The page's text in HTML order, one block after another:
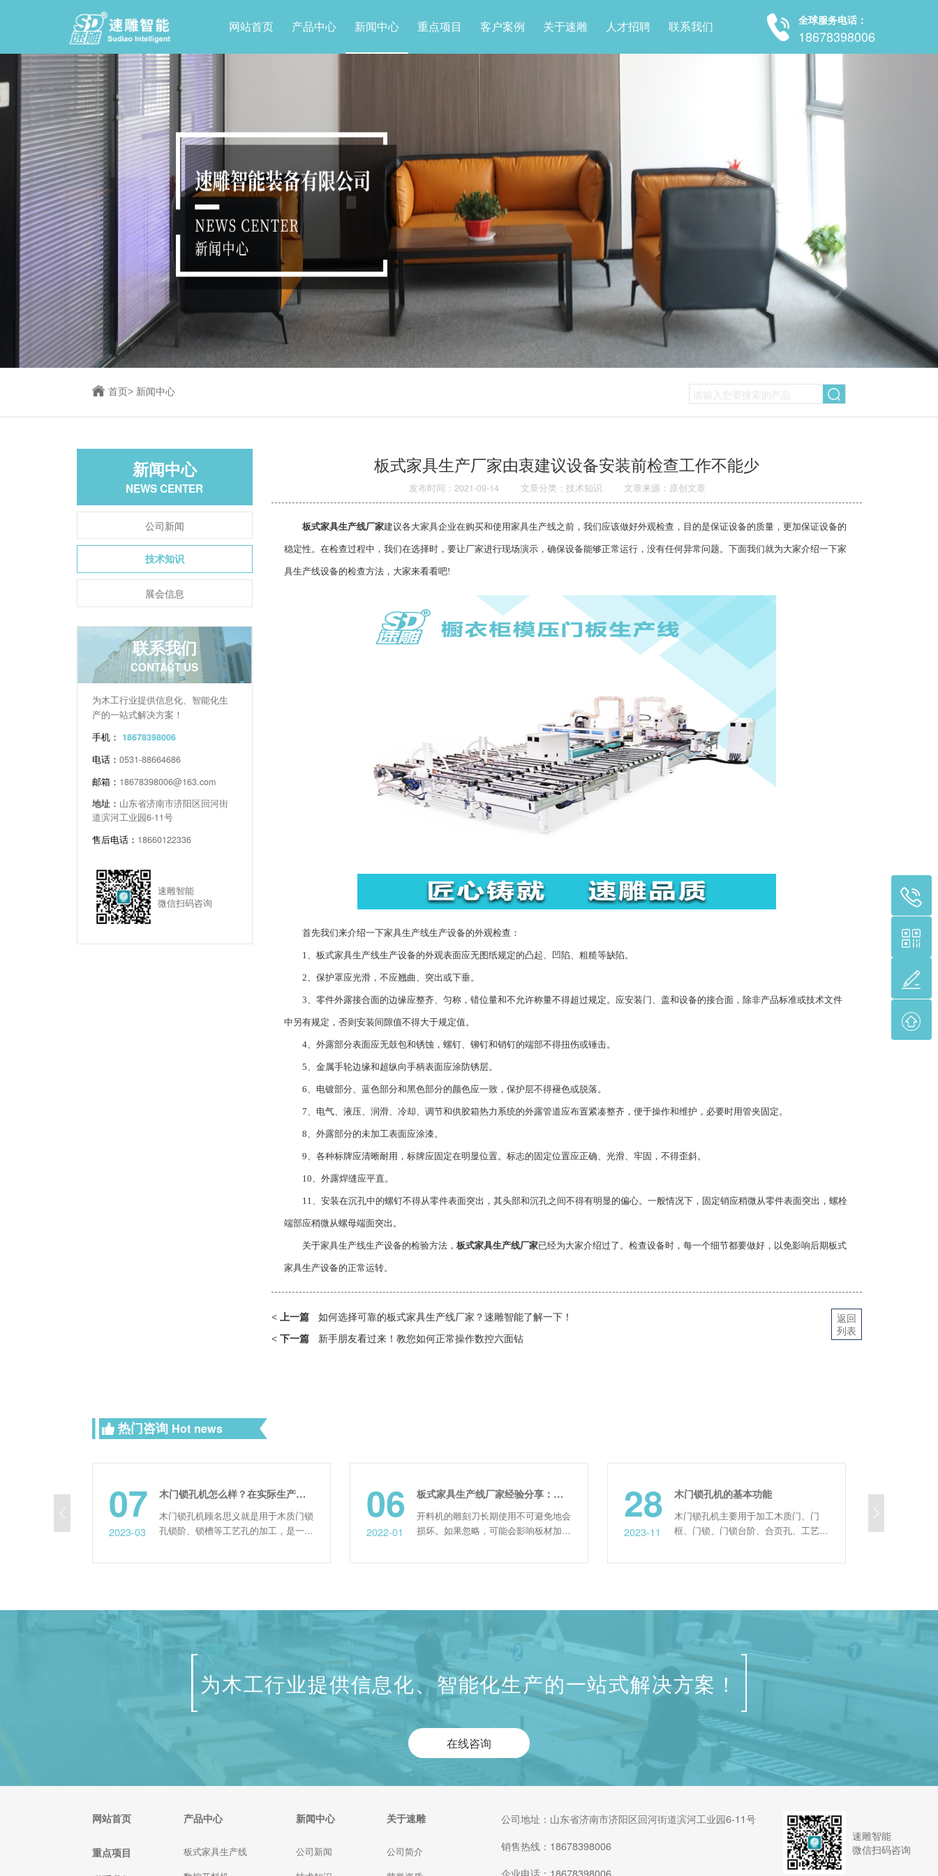
网站首页 产品中心 新闻中心 重点项目 客户案例 关于速雕 人才招聘 联系我们 全球服务电话：
18678398006
首页> 新闻中心
新闻中心
NEWS CENTER
公司新闻
技术知识
展会信息
联系我们
CONTACT US
为木工行业提供信息化、智能化生
产的一站式解决方案！
手机： 18678398006
电话：0531-88664686
邮箱： 18678398006@163.com
地址： 山东省济南市济阳区回河街
道滨河工业园6-11号
售后电话： 18660122336
速雕智能
微信扫码咨询
板式家具生产厂家由衷建议设备安装前检查工作不能少
发布时间：2021-09-14 文章分类：技术知识 文章来源：原创文章
板式家具生产线厂家建议各大家具企业在购买和使用家具生产线之前，我们应该做好外观检查，目的是保证设备的质量，更加保证设备的
稳定性。在检查过程中，我们在选择时，要让厂家进行现场演示，确保设备能够正常运行，没有任何异常问题。下面我们就为大家介绍一下家
具生产线设备的检查方法，大家来看看吧!
首先我们来介绍一下家具生产线生产设备的外观检查：
1、板式家具生产线生产设备的外观表面应无图纸规定的凸起、凹陷、粗糙等缺陷。
2、保护罩应光滑，不应翘曲、突出或下垂。
3、零件外露接合面的边缘应整齐、匀称，错位量和不允许称量不得超过规定。应安装门、盖和设备的接合面，除非产品标准或技术文件
中另有规定，否则安装间隙值不得大于规定值。
4、外露部分表面应无鼓包和锈蚀，螺钉、铆钉和销钉的端部不得扭伤或锤击。
5、金属手轮边缘和超纵向手柄表面应涂防锈层。
6、电镀部分、蓝色部分和黑色部分的颜色应一致，保护层不得褪色或脱落。
7、电气、液压、润滑、冷却、调节和供胶箱热力系统的外露管道应布置紧凑整齐，便于操作和维护，必要时用管夹固定。
8、外露部分的未加工表面应涂漆。
9、各种标牌应清晰耐用，标牌应固定在明显位置。标志的固定位置应正确、光滑、牢固，不得歪斜。
10、外露焊缝应平直。
11、安装在沉孔中的螺钉不得从零件表面突出，其头部和沉孔之间不得有明显的偏心。一般情况下，固定销应稍微从零件表面突出，螺栓
端部应稍微从螺母端面突出。
关于家具生产线生产设备的检验方法， 板式家具生产线厂家已经为大家介绍过了。检查设备时，每一个细节都要做好，以免影响后期板式
家具生产设备的正常运转。
< 上一篇 如何选择可靠的板式家具生产线厂家？速雕智能了解一下！
< 下一篇 新手朋友看过来！教您如何正常操作数控六面钻
返回
列表
热门咨询 Hot news
07
2023-03
木门锁孔机怎么样？在实际生产中好用吗？
木门锁孔机顾名思义就是用于木质门锁
孔锁阶、锁槽等工艺孔的加工，是一款
用的锁孔机类型有两种，即单面锁孔机
单面锁孔机的特点： 1、机身小巧，功
能齐全，锁槽、锁阶、锁...
06
2022-01
板式家具生产线厂家经验分享：开料机雕刻刀如何正确更换
开料机的雕刻刀长期使用不可避免地会
损坏。如果忽略，可能会影响板材加工
于雕刻刀使用知识。更换开料机的雕刻
清洗夹头和压帽。 2、要将夹头放入压
帽，否则雕刻刀不易装正...
28
2023-11
木门锁孔机的基本功能
木门锁孔机主要用于加工木质门、门
框、门锁、门锁台阶、合页孔、工艺孔
高、功能齐全等优势。 木门锁孔机的
2021-05
因为疫情，很
在家上班。为
为木工行业提供信息化、智能化生产的一站式解决方案！
在线咨询
网站首页
重点项目
产品中心
板式家具生产线
新闻中心
公司新闻
关于速雕
公司简介
公司地址：山东省济南市济阳区回河街道滨河工业园6-11号
销售热线：18678398006
速雕智能
微信扫码咨询